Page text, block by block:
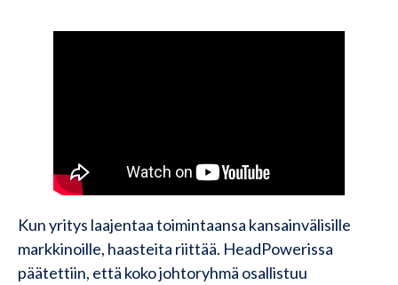
Kun yritys laajentaa toimintaansa kansainvälisille
markkinoille, haasteita riittää. HeadPowerissa
päätettiin, että koko johtoryhmä osallistuu